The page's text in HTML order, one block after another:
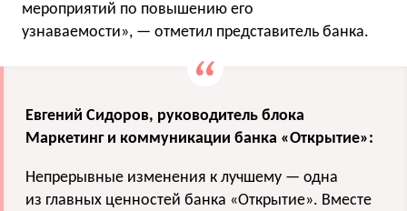
мероприятий по повышению его
узнаваемости», — отметил представитель банка.
Евгений Сидоров, руководитель блока
Маркетинг и коммуникации банка «Открытие»:
Непрерывные изменения к лучшему — одна
из главных ценностей банка «Открытие». Вместе